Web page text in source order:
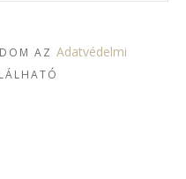
AZ Adatvédelmi